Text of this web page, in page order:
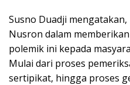
Susno Duadji
Nusron dalam
polemik ini kepada
Mulai dari proses
sertipikat, hingga proses